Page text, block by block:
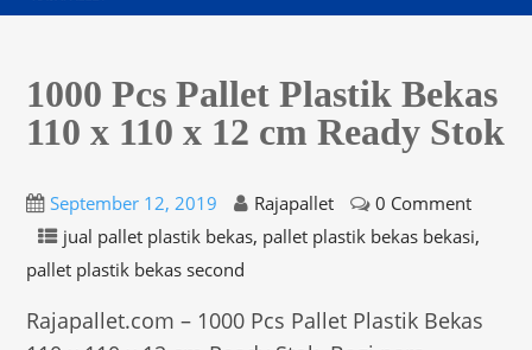
1000 Pcs Pallet Plastik Bekas
110 x 110 x 12 cm Ready Stok
September 12, 2019 Rajapallet
0 Comment
jual pallet plastik bekas, pallet plastik bekas bekasi,
pallet plastik bekas second
Rajapallet.com – 1000 Pcs Pallet Plastik Bekas